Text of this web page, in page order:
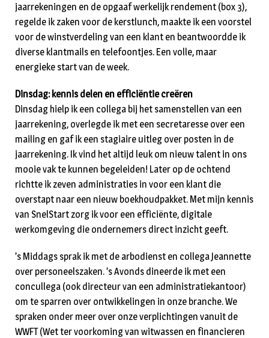
jaarrekeningen en de opgaaf werkelijk rendement (box 3),
regelde ik zaken voor de kerstlunch, maakte ik een voorstel
voor de winstverdeling van een klant en beantwoordde ik
diverse klantmails en telefoontjes. Een volle, maar
energieke start van de week.
Dinsdag: kennis delen en efficiëntie creëren
Dinsdag hielp ik een collega bij het samenstellen van een
jaarrekening, overlegde ik met een secretaresse over een
mailing en gaf ik een stagiaire uitleg over posten in de
jaarrekening. Ik vind het altijd leuk om nieuw talent in ons
mooie vak te kunnen begeleiden! Later op de ochtend
richtte ik zeven administraties in voor een klant die
overstapt naar een nieuw boekhoudpakket. Met mijn kennis
van SnelStart zorg ik voor een efficiënte, digitale
werkomgeving die ondernemers direct inzicht geeft.
’s Middags sprak ik met de arbodienst en collega Jeannette
over personeelszaken. ’s Avonds dineerde ik met een
concullega (ook directeur van een administratiekantoor)
om te sparren over ontwikkelingen in onze branche. We
spraken onder meer over onze verplichtingen vanuit de
WWFT (Wet ter voorkoming van witwassen en financieren